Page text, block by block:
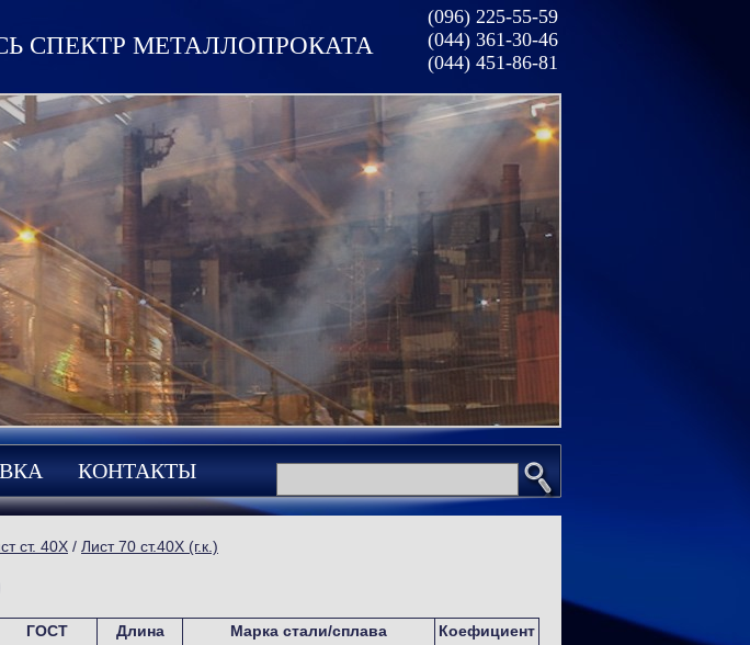
СПЕКТР МЕТАЛЛОПРОКАТА
(096) 225-55-59
(044) 361-30-46
(044) 451-86-81
КОНТАКТЫ
ст. 40Х / Лист 70 ст.40Х (г.к.)
ГОСТ Длина Марка стали/сплава
Коефициент